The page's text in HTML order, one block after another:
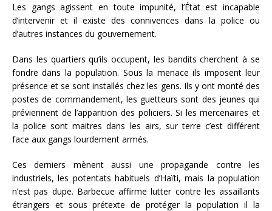
Les gangs agissent en toute impunité, l’État est incapable
d’intervenir et il existe des connivences dans la police ou
d’autres instances du gouvernement.
Dans les quartiers qu’ils occupent, les bandits cherchent à se
fondre dans la population. Sous la menace ils imposent leur
présence et se sont installés chez les gens. Ils y ont monté des
postes de commandement, les guetteurs sont des jeunes qui
préviennent de l’apparition des policiers. Si les mercenaires et
la police sont maitres dans les airs, sur terre c’est différent
face aux gangs lourdement armés.
Ces derniers mènent aussi une propagande contre les
industriels, les potentats habituels d’Haïti, mais la population
n’est pas dupe. Barbecue affirme lutter contre les assaillants
étrangers et sous prétexte de protéger la population il la